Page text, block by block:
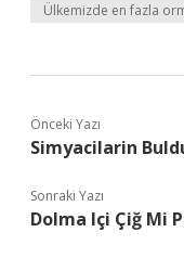
Ülkemizde en fazla
Önceki Yazı
Simyacilarin
Sonraki Yazı
Dolma Içi Çiğ Mi